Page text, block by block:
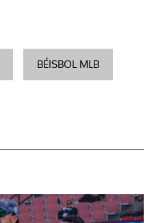
BÉISBOL MLB